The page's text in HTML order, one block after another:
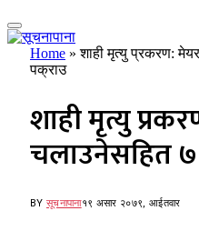
Home »शाही मृत्यु प्रकरण:
पक्राउ
शाही मृत्यु
चलाउनेसहित ७
BY सूचनापाना१९ असार २०७९, आईतवार